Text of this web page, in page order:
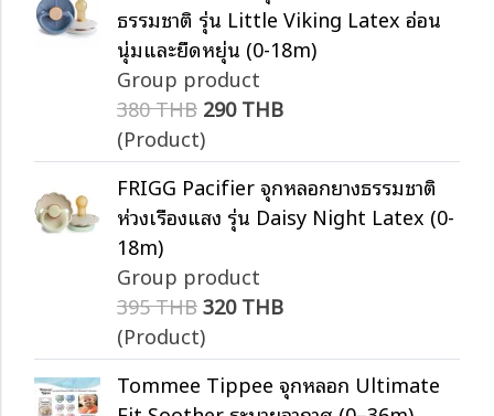
ธรรมชาติ รุ่น Little Viking Latex อ่อน
นุ่มและยืดหยุ่น (0-18m)
Group product
380 THB 290 THB
(Product)
FRIGG Pacifier จุกหลอกยางธรรมชาติ
ห่วงเรืองแสง รุ่น Daisy Night Latex (0-
18m)
Group product
395 THB320 THB
(Product)
Tommee Tippee จุกหลอก Ultimate